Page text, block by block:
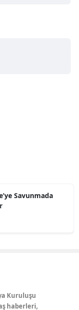
Savunmada
Kuruluşu
haberleri,